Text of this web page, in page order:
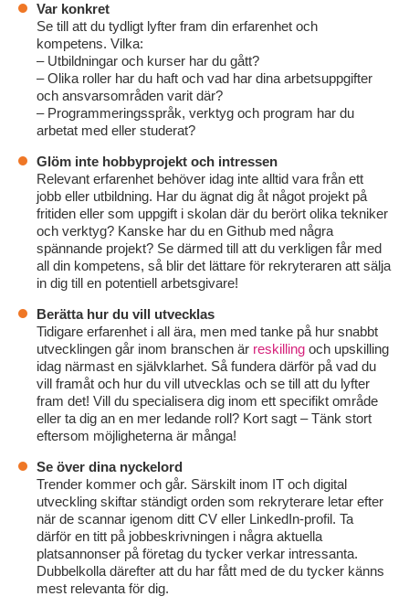
Var konkret
Se till att du tydligt lyfter fram din erfarenhet och
kompetens. Vilka:
– Utbildningar och kurser har du gått?
– Olika roller har du haft och vad har dina arbetsuppgifter
och ansvarsområden varit där?
– Programmeringsspråk, verktyg och program har du
arbetat med eller studerat?
Glöm inte hobbyprojekt och intressen
Relevant erfarenhet behöver idag inte alltid vara från ett
jobb eller utbildning. Har du ägnat dig åt något projekt på
fritiden eller som uppgift i skolan där du berört olika tekniker
och verktyg? Kanske har du en Github med några
spännande projekt? Se därmed till att du verkligen får med
all din kompetens, så blir det lättare för rekryteraren att sälja
in dig till en potentiell arbetsgivare!
Berätta hur du vill utvecklas
Tidigare erfarenhet i all ära, men med tanke på hur snabbt
utvecklingen går inom branschen är reskilling och upskilling
idag närmast en självklarhet. Så fundera därför på vad du
vill framåt och hur du vill utvecklas och se till att du lyfter
fram det! Vill du specialisera dig inom ett specifikt område
eller ta dig an en mer ledande roll? Kort sagt – Tänk stort
eftersom möjligheterna är många!
Se över dina nyckelord
Trender kommer och går. Särskilt inom IT och digital
utveckling skiftar ständigt orden som rekryterare letar efter
när de scannar igenom ditt CV eller LinkedIn-profil. Ta
därför en titt på jobbeskrivningen i några aktuella
platsannonser på företag du tycker verkar intressanta.
Dubbelkolla därefter att du har fått med de du tycker känns
mest relevanta för dig.